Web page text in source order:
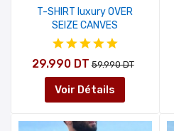
T-SHIRT luxury OVER
SEIZE CANVES
29.990 DT 59.990 DT
Voir Détails